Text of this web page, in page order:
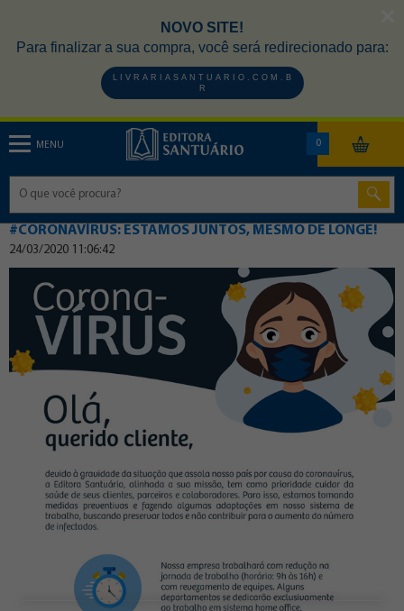
NOVO SITE!
Para finalizar a sua compra, você será redirecionado para:
L I V R A R I A S A N T U A R I O . C O M . B
R
MENU 0
#CORONAVÍRUS: ESTAMOS JUNTOS, MESMO DE LONGE!
24/03/2020 11:06:42